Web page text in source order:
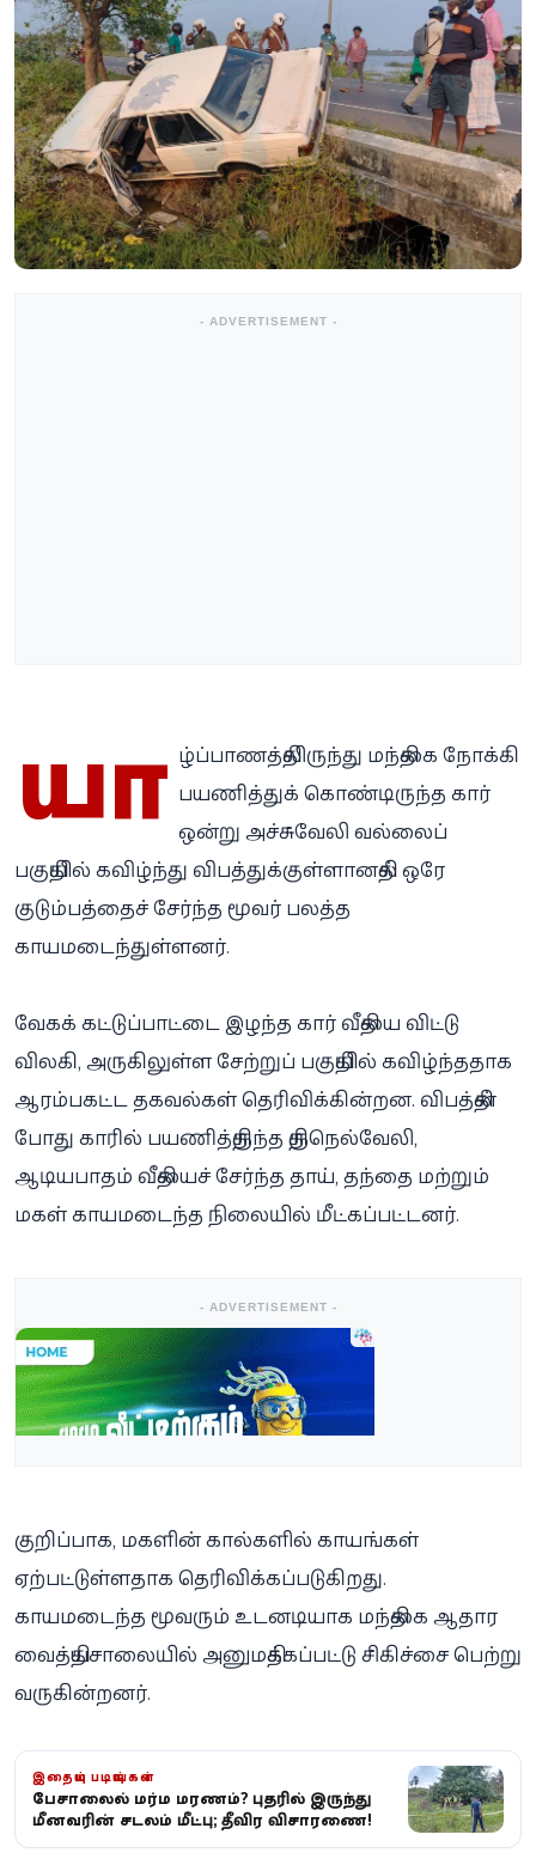
- ADVERTISEMENT -
யா ழ்ப்பாணத்திலிருந்து மந்திகை நோக்கி
பயணித்துக் கொண்டிருந்த கார்
ஒன்று அச்சுவேலி வல்லைப்
பகுதியில் கவிழ்ந்து விபத்துக்குள்ளானதில் ஒரே
குடும்பத்தைச் சேர்ந்த மூவர் பலத்த
காயமடைந்துள்ளனர்.
வேகக் கட்டுப்பாட்டை இழந்த கார் வீதியை விட்டு
விலகி, அருகிலுள்ள சேற்றுப் பகுதியில் கவிழ்ந்ததாக
ஆரம்பகட்ட தகவல்கள் தெரிவிக்கின்றன. விபத்தின்
போது காரில் பயணித்திருந்த திருநெல்வேலி,
ஆடியபாதம் வீதியைச் சேர்ந்த தாய், தந்தை மற்றும்
மகள் காயமடைந்த நிலையில் மீட்கப்பட்டனர்.
- ADVERTISEMENT -
குறிப்பாக, மகளின் கால்களில் காயங்கள்
ஏற்பட்டுள்ளதாக தெரிவிக்கப்படுகிறது.
காயமடைந்த மூவரும் உடனடியாக மந்திகை ஆதார
வைத்தியசாலையில் அனுமதிக்கப்பட்டு சிகிச்சை பெற்று
வருகின்றனர்.
இதையும் படியுங்கள்
பேசாலையில் மர்ம மரணம்? புதரில் இருந்து
மீனவரின் சடலம் மீட்பு; தீவிர விசாரணை!